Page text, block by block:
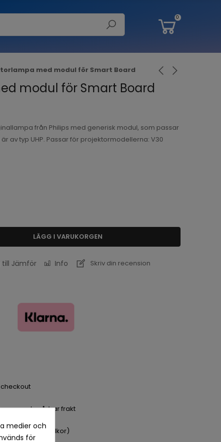
0
med modul för Smart Board
modul för Smart Board
från Philips med generisk modul, som passar
av typ UHP. Passar för projektormodellerna: V30
LÄGG I VARUKORGEN
till Jämför Info
Skriv din recension
med spårbar frakt
köp (se köpvillkor)
medier och
för